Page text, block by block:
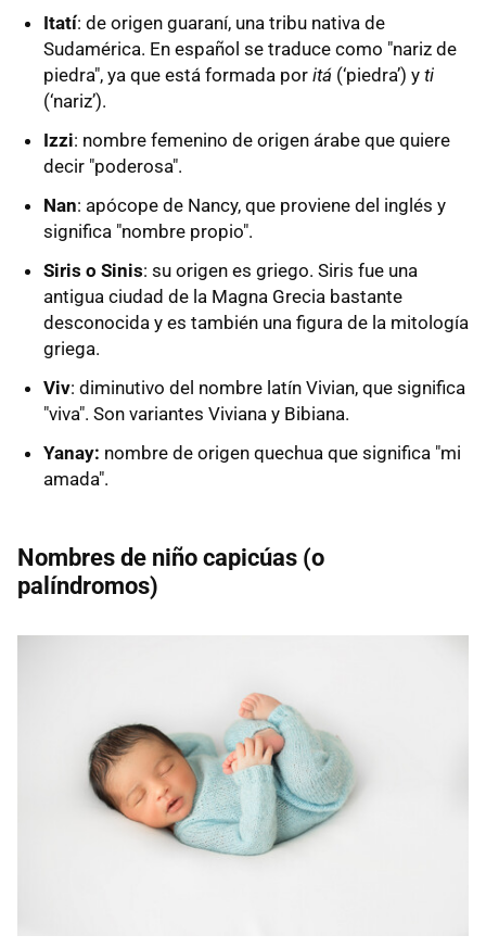
Itatí: de origen guaraní, una tribu nativa de
Sudamérica. En español se traduce como "nariz de
piedra", ya que está formada por itá (‘piedra’) y ti
(‘nariz’).
Izzi: nombre femenino de origen árabe que quiere
decir "poderosa".
Nan: apócope de Nancy, que proviene del inglés y
significa "nombre propio".
Siris o Sinis: su origen es griego. Siris fue una
antigua ciudad de la Magna Grecia bastante
desconocida y es también una figura de la mitología
griega.
Viv: diminutivo del nombre latín Vivian, que significa
"viva". Son variantes Viviana y Bibiana.
Yanay: nombre de origen quechua que significa "mi
amada".
Nombres de niño capicúas (o
palíndromos)